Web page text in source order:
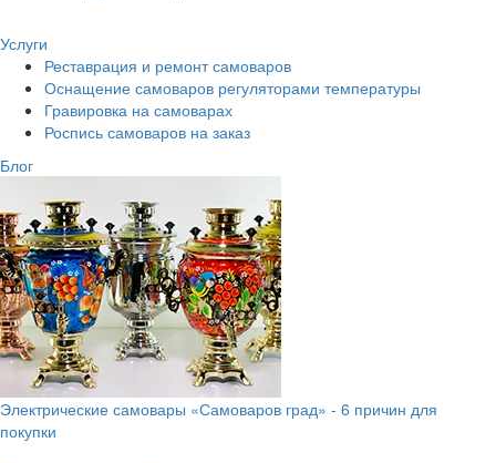
Услуги
Реставрация и ремонт самоваров
Оснащение самоваров регуляторами температуры
Гравировка на самоварах
Роспись самоваров на заказ
Блог
Электрические самовары «Самоваров град» - 6 причин для
покупки